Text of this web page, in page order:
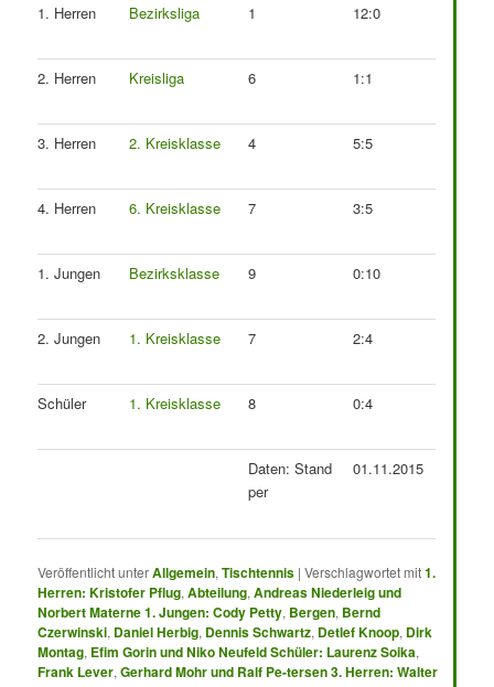
1. Herren Bezirksliga 1 12:0
2. Herren Kreisliga 6 1:1
3. Herren 2. Kreisklasse 4 5:5
4. Herren 6. Kreisklasse 7 3:5
1. Jungen Bezirksklasse 9 0:10
2. Jungen 1. Kreisklasse 7 2:4
Schüler 1. Kreisklasse 8 0:4
Daten: Stand
per
01.11.2015
Veröffentlicht unterAllgemein,Tischtennis |Verschlagwortet mit1.
Herren: Kristofer Pflug,Abteilung,Andreas Niederleig und
Norbert Materne 1. Jungen: Cody Petty, Bergen, Bernd
Czerwinski, Daniel Herbig, Dennis Schwartz, Detlef Knoop, Dirk
Montag, Efim Gorin und Niko Neufeld Schüler: Laurenz Soika,
Frank Lever,Gerhard Mohr und Ralf Pe-tersen 3. Herren: Walter